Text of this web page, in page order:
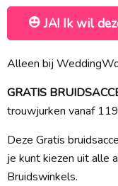
JA! Ik wil
Alleen bij
GRATIS
trouwjurken vanaf
Deze Gratis
je kunt kiezen uit alle
Bruidswinkels.